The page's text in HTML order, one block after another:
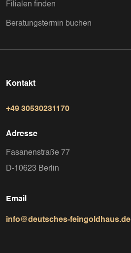
Filialen finden
Beratungstermin buchen
Kontakt
+49 30530231170
Adresse
Fasanenstraße 77
D-10623 Berlin
Email
info@deutsches-feingoldhaus.de